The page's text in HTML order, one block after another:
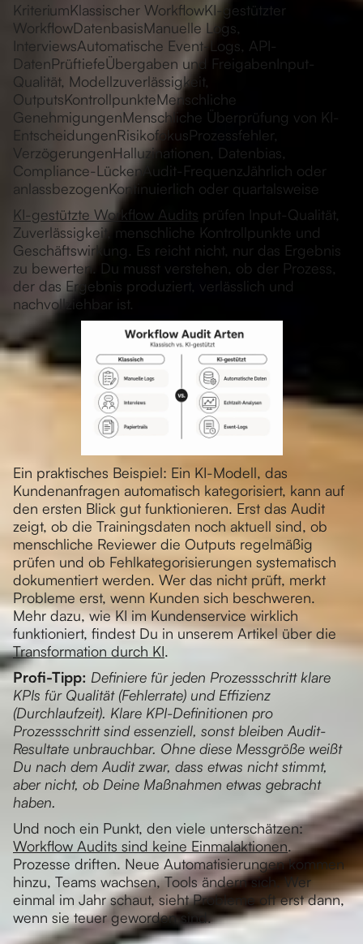
KriteriumKlassischer WorkflowKI-gestützter
WorkflowDatenbasisManuelle Logs,
InterviewsAutomatische Event-Logs, API-
DatenPrüftiefeÜbergaben und FreigabenInput-
Qualität, Modellzuverlässigkeit,
OutputsKontrollpunkteMenschliche
GenehmigungenMenschliche Überprüfung von KI-
EntscheidungenRisikofokusProzessfehler,
VerzögerungenHalluzinationen, Datenbias,
Compliance-LückenAudit-FrequenzJährlich oder
anlassbezogenKontinuierlich oder quartalsweise
KI-gestützte Workflow Audits prüfen Input-Qualität,
Zuverlässigkeit, menschliche Kontrollpunkte und
Geschäftswirkung. Es reicht nicht, nur das Ergebnis
zu bewerten. Du musst verstehen, ob der Prozess,
der das Ergebnis produziert, verlässlich und
nachvollziehbar ist.
Ein praktisches Beispiel: Ein KI-Modell, das
Kundenanfragen automatisch kategorisiert, kann auf
den ersten Blick gut funktionieren. Erst das Audit
zeigt, ob die Trainingsdaten noch aktuell sind, ob
menschliche Reviewer die Outputs regelmäßig
prüfen und ob Fehlkategorisierungen systematisch
dokumentiert werden. Wer das nicht prüft, merkt
Probleme erst, wenn Kunden sich beschweren.
Mehr dazu, wie KI im Kundenservice wirklich
funktioniert, findest Du in unserem Artikel über die
Transformation durch KI.
Profi-Tipp: Definiere für jeden Prozessschritt klare
KPIs für Qualität (Fehlerrate) und Effizienz
(Durchlaufzeit). Klare KPI-Definitionen pro
Prozessschritt sind essenziell, sonst bleiben Audit-
Resultate unbrauchbar. Ohne diese Messgröße weißt
Du nach dem Audit zwar, dass etwas nicht stimmt,
aber nicht, ob Deine Maßnahmen etwas gebracht
haben.
Und noch ein Punkt, den viele unterschätzen:
Workflow Audits sind keine Einmalaktionen.
Prozesse driften. Neue Automatisierungen kommen
hinzu, Teams wachsen, Tools ändern sich. Wer
einmal im Jahr schaut, sieht Probleme oft erst dann,
wenn sie teuer geworden sind.